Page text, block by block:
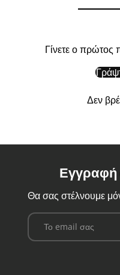
Γίνετε ο πρώτος
Δεν
Εγγραφή
Θα σας στέλνουμε
Email